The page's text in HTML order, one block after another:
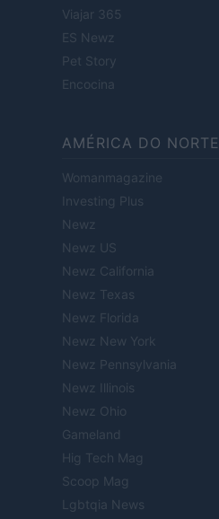
Viajar 365
ES Newz
Pet Story
Encocina
AMÉRICA DO NORTE
Womanmagazine
Investing Plus
Newz
Newz US
Newz California
Newz Texas
Newz Florida
Newz New York
Newz Pennsylvania
Newz Illinois
Newz Ohio
Gameland
Hig Tech Mag
Scoop Mag
Lgbtqia News